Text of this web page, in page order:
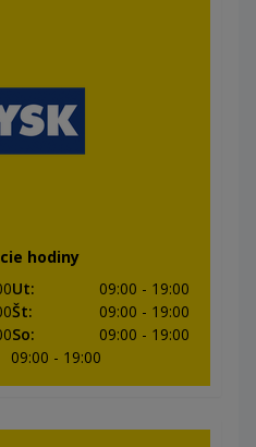
hodiny
Ut: 09:00 - 19:00
Št: 09:00 - 19:00
So: 09:00 - 19:00
09:00 - 19:00